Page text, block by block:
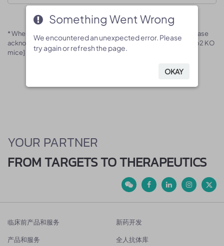
* When publishing results obtained using this animal model, please
acknowledge the source as follows: The animal model [B-Baiap2 KO
mice] (Cat# 170552) was purchased from Biocytogen.
YOUR PARTNER
FROM TARGETS TO THERAPEUTICS
临床前产品和服务
产品和服务
新药开发
全人抗体库
Something Went Wrong
We encountered an unexpected error. Please
try again or refresh the page.
OKAY
Something Went Wrong
We encountered an unexpected error. Please
try again or refresh the page.
OKAY